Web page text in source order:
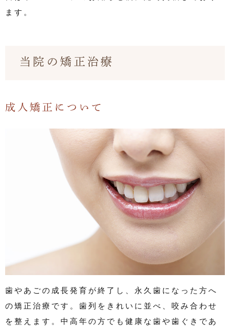
ます。
当院の矯正治療
成人矯正について
歯やあごの成長発育が終了し、永久歯になった方へ
の矯正治療です。歯列をきれいに並べ、咬み合わせ
を整えます。中高年の方でも健康な歯や歯ぐきであ